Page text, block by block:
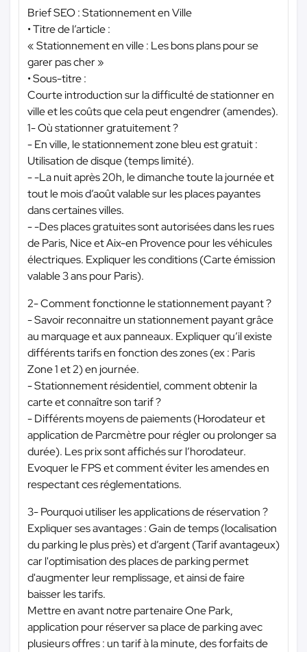
Brief SEO : Stationnement en Ville
• Titre de l’article :
« Stationnement en ville : Les bons plans pour se
garer pas cher »
• Sous-titre :
Courte introduction sur la difficulté de stationner en
ville et les coûts que cela peut engendrer (amendes).
1- Où stationner gratuitement ?
- En ville, le stationnement zone bleu est gratuit :
Utilisation de disque (temps limité).
- -La nuit après 20h, le dimanche toute la journée et
tout le mois d’août valable sur les places payantes
dans certaines villes.
- -Des places gratuites sont autorisées dans les rues
de Paris, Nice et Aix-en Provence pour les véhicules
électriques. Expliquer les conditions (Carte émission
valable 3 ans pour Paris).
2- Comment fonctionne le stationnement payant ?
- Savoir reconnaitre un stationnement payant grâce
au marquage et aux panneaux. Expliquer qu’il existe
différents tarifs en fonction des zones (ex : Paris
Zone 1 et 2) en journée.
- Stationnement résidentiel, comment obtenir la
carte et connaître son tarif ?
- Différents moyens de paiements (Horodateur et
application de Parcmètre pour régler ou prolonger sa
durée). Les prix sont affichés sur l’horodateur.
Evoquer le FPS et comment éviter les amendes en
respectant ces réglementations.
3- Pourquoi utiliser les applications de réservation ?
Expliquer ses avantages : Gain de temps (localisation
du parking le plus près) et d’argent (Tarif avantageux)
car l'optimisation des places de parking permet
d'augmenter leur remplissage, et ainsi de faire
baisser les tarifs.
Mettre en avant notre partenaire One Park,
application pour réserver sa place de parking avec
plusieurs offres : un tarif à la minute, des forfaits de